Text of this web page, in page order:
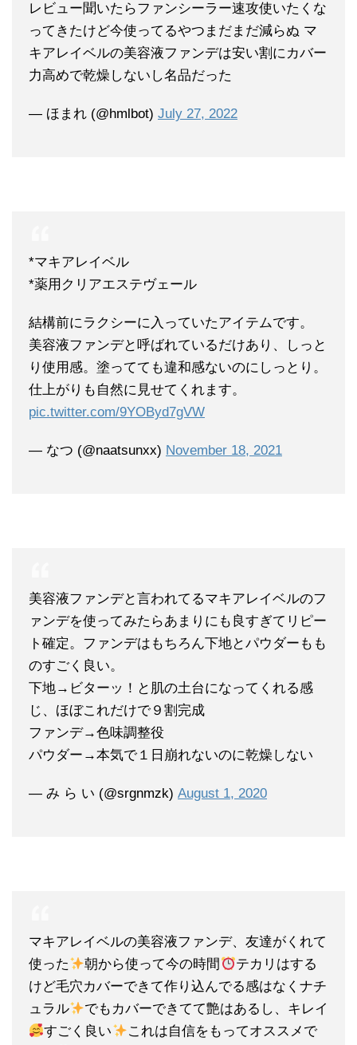
レビュー聞いたらファンシーラー速攻使いたくな
ってきたけど今使ってるやつまだまだ減らぬ マ
キアレイベルの美容液ファンデは安い割にカバー
力高めで乾燥しないし名品だった
— ほまれ (@hmlbot) July 27, 2022
*マキアレイベル
*薬用クリアエステヴェール
結構前にラクシーに入っていたアイテムです。
美容液ファンデと呼ばれているだけあり、しっと
り使用感。塗ってても違和感ないのにしっとり。
仕上がりも自然に見せてくれます。
pic.twitter.com/9YOByd7gVW
— なつ (@naatsunxx) November 18, 2021
美容液ファンデと言われてるマキアレイベルのフ
ァンデを使ってみたらあまりにも良すぎてリピー
ト確定。ファンデはもちろん下地とパウダーもも
のすごく良い。
下地→ビターッ！と肌の土台になってくれる感
じ、ほぼこれだけで９割完成
ファンデ→色味調整役
パウダー→本気で１日崩れないのに乾燥しない
— み ら い (@srgnmzk) August 1, 2020
マキアレイベルの美容液ファンデ、友達がくれて
使った
朝から使って今の時間
テカリはする
けど毛穴カバーできて作り込んでる感はなくナチ
ュラル
でもカバーできてて艶はあるし、キレイ
すごく良い
これは自信をもってオススメで